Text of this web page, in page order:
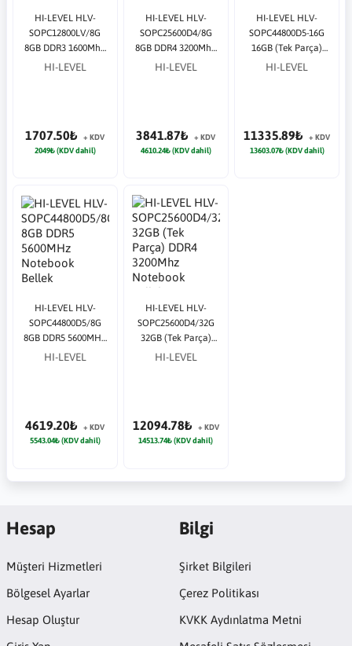
HI-LEVEL HLV-
SOPC12800LV/8G
8GB DDR3 1600Mhz
Notebook Bellek
HI-LEVEL
1707.50₺
+ KDV
2049₺ (KDV dahil)
HI-LEVEL HLV-
SOPC25600D4/8G
8GB DDR4 3200Mhz
Notebook Bellek
HI-LEVEL
3841.87₺
+ KDV
4610.24₺ (KDV dahil)
HI-LEVEL HLV-
SOPC44800D5-16G
16GB (Tek Parça)
DDR5 5600MHz
HI-LEVEL
11335.89₺
+ KDV
13603.07₺ (KDV dahil)
HI-LEVEL HLV-
SOPC44800D5/8G
8GB DDR5 5600MHz
Notebook Bellek
HI-LEVEL
4619.20₺
+ KDV
5543.04₺ (KDV dahil)
HI-LEVEL HLV-
SOPC25600D4/32G
32GB (Tek Parça)
DDR4 3200Mhz
HI-LEVEL
12094.78₺
+ KDV
14513.74₺ (KDV dahil)
Hesap
Müşteri Hizmetleri
Bölgesel Ayarlar
Hesap Oluştur
Bilgi
Şirket Bilgileri
Çerez Politikası
KVKK Aydınlatma Metni